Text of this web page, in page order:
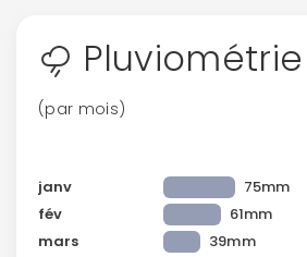
(par mois)
janv
75mm
fév
61mm
mars
39mm